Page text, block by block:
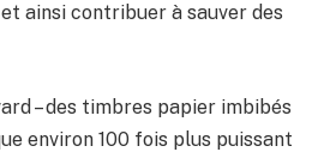
ainsi contribuer à sauver des
– des timbres papier imbibés
environ 100 fois plus puissant